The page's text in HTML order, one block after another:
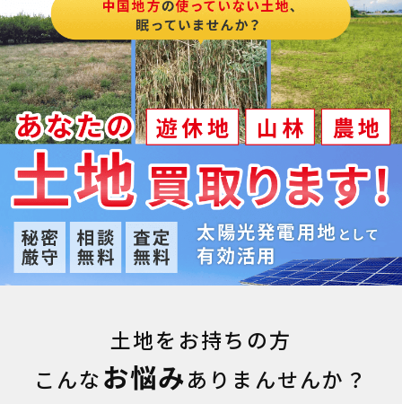
土地をお持ちの方
こんなお悩みありまんせんか？